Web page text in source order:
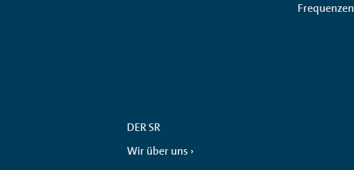
Frequenzen
DER SR
Wir über uns